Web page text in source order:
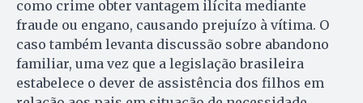
como crime obter vantagem ilícita mediante
fraude ou engano, causando prejuízo à vítima. O
caso também levanta discussão sobre abandono
familiar, uma vez que a legislação brasileira
estabelece o dever de assistência dos filhos em